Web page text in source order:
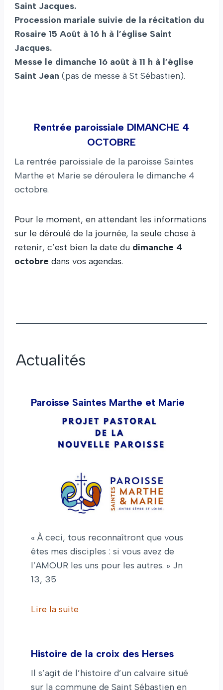
Saint Jacques.
Procession mariale suivie de la récitation du
Rosaire 15 Août à 16 h à l’église Saint
Jacques.
Messe le dimanche 16 août à 11 h à l’église
Saint Jean (pas de messe à St Sébastien).
Rentrée paroissiale DIMANCHE 4
OCTOBRE
La rentrée paroissiale de la paroisse Saintes
Marthe et Marie se déroulera le dimanche 4
octobre.
Pour le moment, en attendant les informations
sur le déroulé de la journée, la seule chose à
retenir, c’est bien la date du dimanche 4
octobre dans vos agendas.
Actualités
Paroisse Saintes Marthe et Marie
« À ceci, tous reconnaîtront que vous
êtes mes disciples : si vous avez de
l’AMOUR les uns pour les autres. » Jn
13, 35
Lire la suite
Histoire de la croix des Herses
Il s’agit de l’histoire d’un calvaire situé
sur la commune de Saint Sébastien en